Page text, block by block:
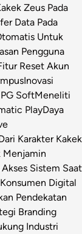
Zeus Pada
Data Pada
Untuk
Pengguna
Reset Akun
Inovasi
SoftMeneliti
PlayDaya
Karakter Kakek
Menjamin
Sistem Saat
Digital
Pendekatan
Branding
Industri